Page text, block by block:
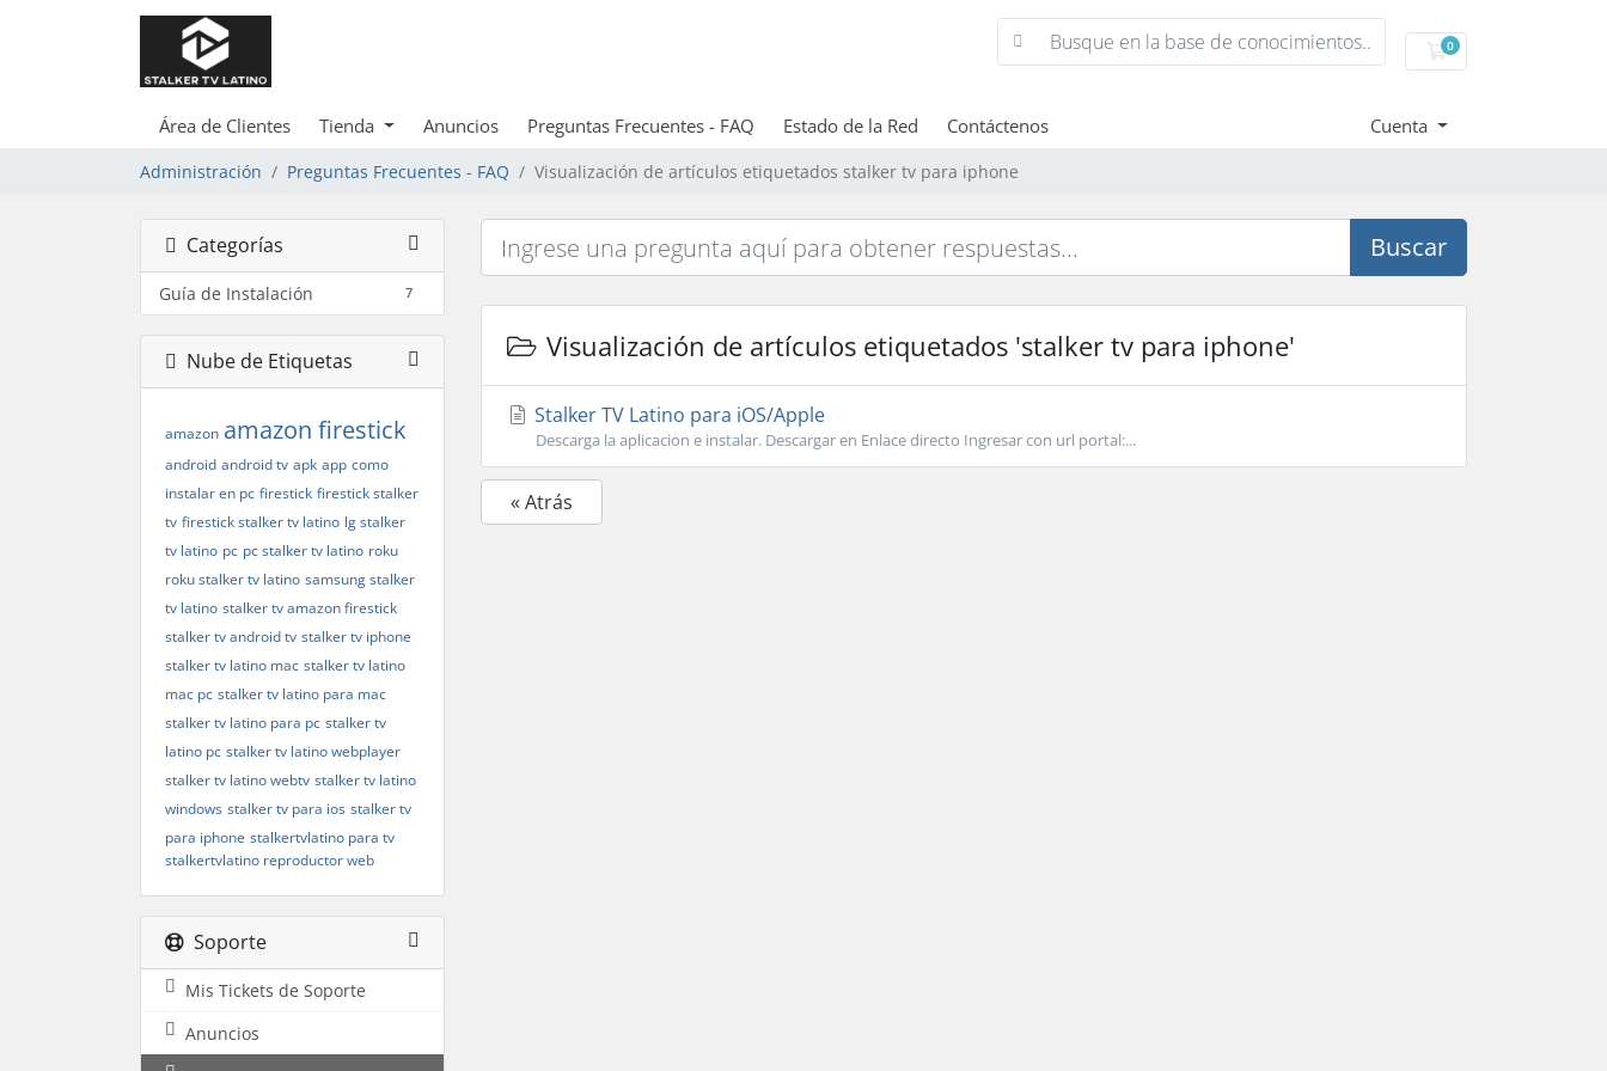
0
Carro de Pedidos
Área de Clientes Tienda Anuncios Preguntas Frecuentes - FAQ Estado de la Red Contáctenos Cuenta
Administración Preguntas Frecuentes - FAQ Visualización de artículos etiquetados stalker tv para iphone
Categorías
Guía de Instalación 7
Nube de Etiquetas
amazon amazon firestick
android android tv apk app como
instalar en pc firestick firestick stalker
tv firestick stalker tv latino lg stalker
tv latino pc pc stalker tv latino roku
roku stalker tv latino samsung stalker
tv latino stalker tv amazon firestick
stalker tv android tv stalker tv iphone
stalker tv latino mac stalker tv latino
mac pc stalker tv latino para mac
stalker tv latino para pc stalker tv
latino pc stalker tv latino webplayer
stalker tv latino webtv stalker tv latino
windows stalker tv para ios stalker tv
para iphone stalkertvlatino para tv
stalkertvlatino reproductor web
Soporte
Mis Tickets de Soporte
Anuncios
Buscar
Visualización de artículos etiquetados 'stalker tv para iphone'
Stalker TV Latino para iOS/Apple
Descarga la aplicacion e instalar. Descargar en Enlace directo Ingresar con url portal:...
« Atrás